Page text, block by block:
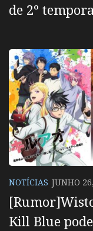
de 2º
NOTÍCIAS JUNHO
Kill Blue